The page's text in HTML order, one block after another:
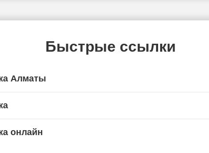
Быстрые ссылки
Алматы
онлайн